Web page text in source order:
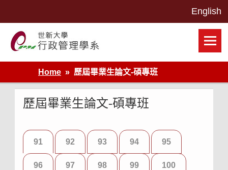
世新大學行政管理學系網站
Home
歷屆畢業生論文-碩專班
歷屆畢業生論文-碩專班
91 92 93 94 95
96 97 98 99 100